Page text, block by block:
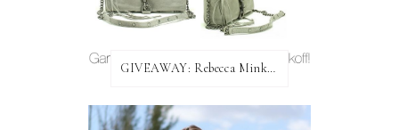
GIVEAWAY: Rebecca Minkoff Bag!